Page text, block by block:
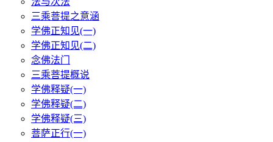
三乘菩提之意涵
学佛正知见(一)
学佛正知见(二)
念佛法门
三乘菩提概说
学佛释疑(一)
学佛释疑(二)
学佛释疑(三)
菩萨正行(一)